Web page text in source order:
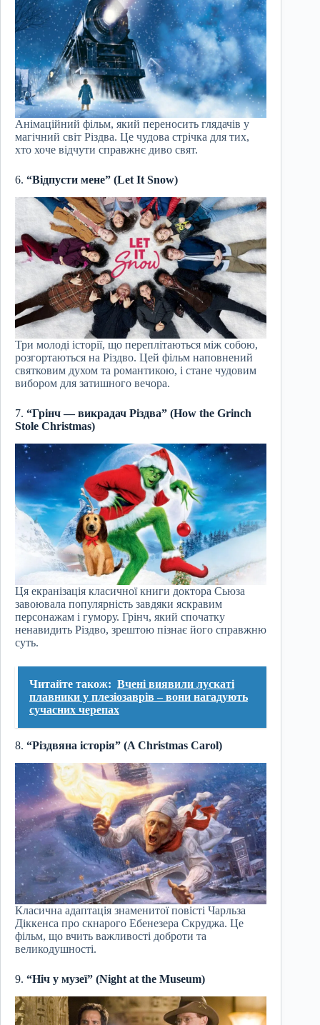
Анімаційний фільм, який переносить глядачів у
магічний світ Різдва. Це чудова стрічка для тих,
хто хоче відчути справжнє диво свят.
6. “Відпусти мене” (Let It Snow)
Три молоді історії, що переплітаються між собою,
розгортаються на Різдво. Цей фільм наповнений
святковим духом та романтикою, і стане чудовим
вибором для затишного вечора.
7. “Грінч — викрадач Різдва” (How the Grinch
Stole Christmas)
Ця екранізація класичної книги доктора Сьюза
завоювала популярність завдяки яскравим
персонажам і гумору. Грінч, який спочатку
ненавидить Різдво, зрештою пізнає його справжню
суть.
Читайте також: Вчені виявили лускаті
плавники у плезіозаврів – вони нагадують
сучасних черепах
8. “Різдвяна історія” (A Christmas Carol)
Класична адаптація знаменитої повісті Чарльза
Діккенса про скнарого Ебенезера Скруджа. Це
фільм, що вчить важливості доброти та
великодушності.
9. “Ніч у музеї” (Night at the Museum)